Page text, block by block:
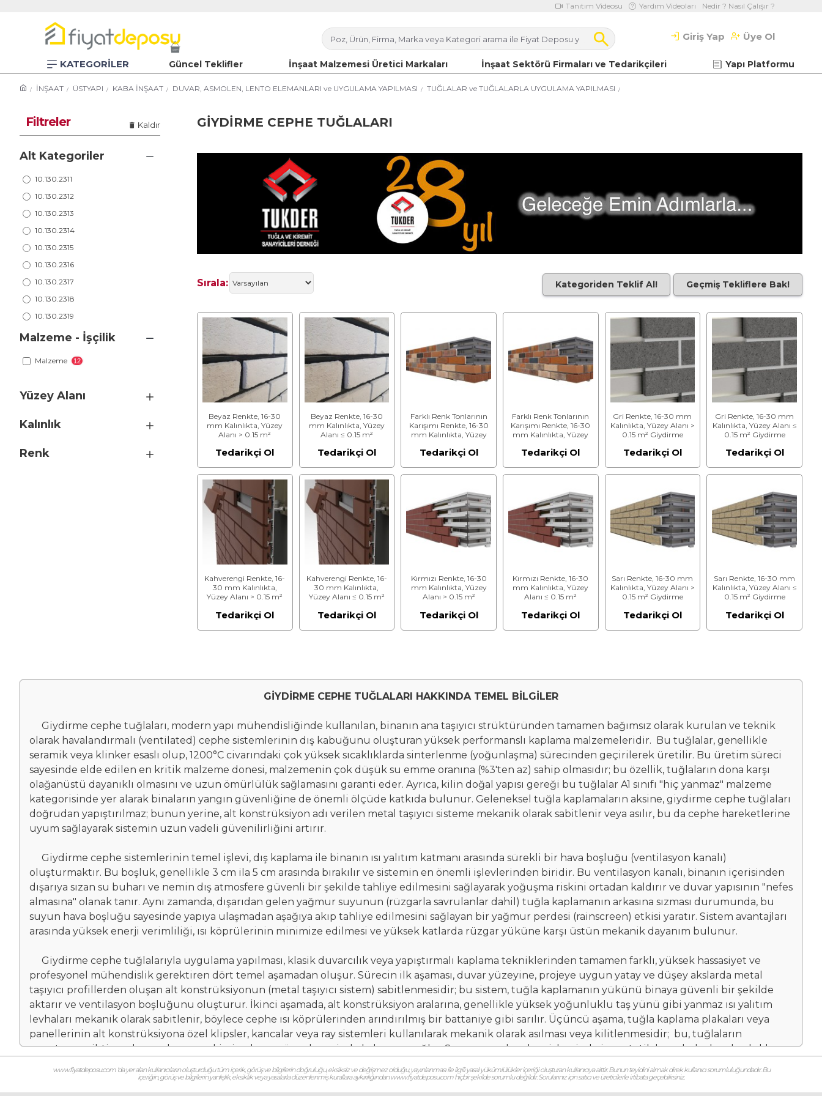
Tanıtım Videosu Yardım Videoları Nedir ? Nasıl Çalışır ?
Giriş Yap Üye Ol
KATEGORİLER Güncel Teklifler İnşaat Malzemesi Üretici Markaları İnşaat Sektörü Firmaları ve Tedarikçileri Yapı Platformu
İNŞAAT ÜSTYAPI KABA İNŞAAT DUVAR, ASMOLEN, LENTO ELEMANLARI ve UYGULAMA YAPILMASI TUĞLALAR ve TUĞLALARLA UYGULAMA YAPILMASI
Filtreler Kaldır
Alt Kategoriler
10.130.2311
10.130.2312
10.130.2313
10.130.2314
10.130.2315
10.130.2316
10.130.2317
10.130.2318
10.130.2319
10.130.2320
10.130.2322
Yüzey Alanı
Kalınlık
Renk
Malzeme - İşçilik
Malzeme 12
GİYDİRME CEPHE TUĞLALARI
Sırala: Kategoriden Teklif Al! Geçmiş Tekliflere Bak!
Beyaz Renkte, 16-30
mm Kalınlıkta, Yüzey
Alanı > 0.15 m²
Tedarikçi Ol
Beyaz Renkte, 16-30
mm Kalınlıkta, Yüzey
Alanı ≤ 0.15 m²
Tedarikçi Ol
Farklı Renk Tonlarının
Karışımı Renkte, 16-30
mm Kalınlıkta, Yüzey
Giydirme Cephe Tuğlası
Tedarikçi Ol
Farklı Renk Tonlarının
Karışımı Renkte, 16-30
mm Kalınlıkta, Yüzey
Giydirme Cephe Tuğlası
Tedarikçi Ol
Gri Renkte, 16-30 mm
Kalınlıkta, Yüzey Alanı >
0.15 m² Giydirme
Tedarikçi Ol
Gri Renkte, 16-30 mm
Kalınlıkta, Yüzey Alanı ≤
0.15 m² Giydirme
Tedarikçi Ol
Kahverengi Renkte, 16-
30 mm Kalınlıkta,
Yüzey Alanı > 0.15 m²
Tedarikçi Ol
Kahverengi Renkte, 16-
30 mm Kalınlıkta,
Yüzey Alanı ≤ 0.15 m²
Tedarikçi Ol
Kırmızı Renkte, 16-30
mm Kalınlıkta, Yüzey
Alanı > 0.15 m²
Tedarikçi Ol
Kırmızı Renkte, 16-30
mm Kalınlıkta, Yüzey
Alanı ≤ 0.15 m²
Tedarikçi Ol
Sarı Renkte, 16-30 mm
Kalınlıkta, Yüzey Alanı >
0.15 m² Giydirme
Tedarikçi Ol
Sarı Renkte, 16-30 mm
Kalınlıkta, Yüzey Alanı ≤
0.15 m² Giydirme
Tedarikçi Ol
GİYDİRME CEPHE TUĞLALARI HAKKINDA TEMEL BİLGİLER
Giydirme cephe tuğlaları, modern yapı mühendisliğinde kullanılan, binanın ana taşıyıcı strüktüründen tamamen bağımsız olarak kurulan ve teknik
olarak havalandırmalı (ventilated) cephe sistemlerinin dış kabuğunu oluşturan yüksek performanslı kaplama malzemeleridir. Bu tuğlalar, genellikle
seramik veya klinker esaslı olup, 1200°C civarındaki çok yüksek sıcaklıklarda sinterlenme (yoğunlaşma) sürecinden geçirilerek üretilir. Bu üretim süreci
sayesinde elde edilen en kritik malzeme donesi, malzemenin çok düşük su emme oranına (%3'ten az) sahip olmasıdır; bu özellik, tuğlaların dona karşı
olağanüstü dayanıklı olmasını ve uzun ömürlülük sağlamasını garanti eder. Ayrıca, kilin doğal yapısı gereği bu tuğlalar A1 sınıfı "hiç yanmaz" malzeme
kategorisinde yer alarak binaların yangın güvenliğine de önemli ölçüde katkıda bulunur. Geleneksel tuğla kaplamaların aksine, giydirme cephe tuğlaları
doğrudan yapıştırılmaz; bunun yerine, alt konstrüksiyon adı verilen metal taşıyıcı sisteme mekanik olarak sabitlenir veya asılır, bu da cephe hareketlerine
uyum sağlayarak sistemin uzun vadeli güvenilirliğini artırır.
Giydirme cephe sistemlerinin temel işlevi, dış kaplama ile binanın ısı yalıtım katmanı arasında sürekli bir hava boşluğu (ventilasyon kanalı)
oluşturmaktır. Bu boşluk, genellikle 3 cm ila 5 cm arasında bırakılır ve sistemin en önemli işlevlerinden biridir. Bu ventilasyon kanalı, binanın içerisinden
dışarıya sızan su buharı ve nemin dış atmosfere güvenli bir şekilde tahliye edilmesini sağlayarak yoğuşma riskini ortadan kaldırır ve duvar yapısının "nefes
almasına" olanak tanır. Aynı zamanda, dışarıdan gelen yağmur suyunun (rüzgarla savrulanlar dahil) tuğla kaplamanın arkasına sızması durumunda, bu
suyun hava boşluğu sayesinde yapıya ulaşmadan aşağıya akıp tahliye edilmesini sağlayan bir yağmur perdesi (rainscreen) etkisi yaratır. Sistem avantajları
arasında yüksek enerji verimliliği, ısı köprülerinin minimize edilmesi ve yüksek katlarda rüzgar yüküne karşı üstün mekanik dayanım bulunur.
Giydirme cephe tuğlalarıyla uygulama yapılması, klasik duvarcılık veya yapıştırmalı kaplama tekniklerinden tamamen farklı, yüksek hassasiyet ve
profesyonel mühendislik gerektiren dört temel aşamadan oluşur. Sürecin ilk aşaması, duvar yüzeyine, projeye uygun yatay ve düşey akslarda metal
taşıyıcı profillerden oluşan alt konstrüksiyonun (metal taşıyıcı sistem) sabitlenmesidir; bu sistem, tuğla kaplamanın yükünü binaya güvenli bir şekilde
aktarır ve ventilasyon boşluğunu oluşturur. İkinci aşamada, alt konstrüksiyon aralarına, genellikle yüksek yoğunluklu taş yünü gibi yanmaz ısı yalıtım
levhaları mekanik olarak sabitlenir, böylece cephe ısı köprülerinden arındırılmış bir battaniye gibi sarılır. Üçüncü aşama, tuğla kaplama plakaları veya
panellerinin alt konstrüksiyona özel klipsler, kancalar veya ray sistemleri kullanılarak mekanik olarak asılması veya kilitlenmesidir; bu, tuğlaların
yapıştırıcıya ihtiyaç duymadan yerçekimine karşı güvenle yerinde kalmasını sağlar. Son aşama olan derz işleminde ise, estetik kaygılarla derz boşlukları
dolgusu havalandırma prensibini kesinlikle bozmamalıdır.
www.fiyatdeposu.com ‘da yer alan kullanıcıların oluşturduğu tüm içerik, görüş ve bilgilerin doğruluğu, eksiksiz ve değişmez olduğu, yayınlanması ile ilgili yasal yükümlülükler içeriği oluşturan kullanıcıya aittir. Bunun teyidini almak direk kullanıcı sorumluluğundadır. Bu
içeriğin, görüş ve bilgilerin yanlışlık, eksiklik veya yasalarla düzenlenmiş kurallara aykırılığından www.fiyatdeposu.com hiçbir şekilde sorumlu değildir. Sorularınız için satıcı ve üreticilerle irtibata geçebilirsiniz.